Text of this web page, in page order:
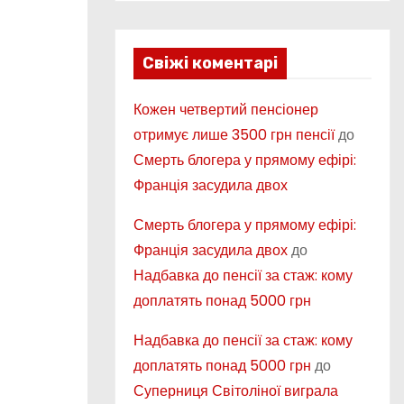
Свіжі коментарі
Кожен четвертий пенсіонер
отримує лише 3500 грн пенсіїдо
Смерть блогера у прямому ефірі:
Франція засудила двох
Смерть блогера у прямому ефірі:
Франція засудила двохдо
Надбавка до пенсії за стаж: кому
доплатять понад 5000 грн
Надбавка до пенсії за стаж: кому
доплатять понад 5000 грн до
Суперниця Світоліної виграла